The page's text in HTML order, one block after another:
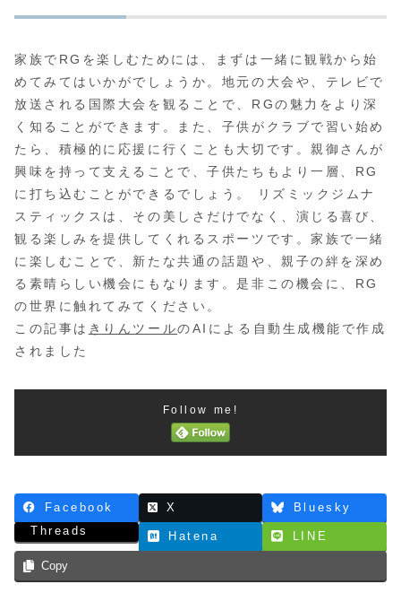
家族でRGを楽しむためには、まずは一緒に観戦から始
めてみてはいかがでしょうか。地元の大会や、テレビで
放送される国際大会を観ることで、RGの魅力をより深
く知ることができます。また、子供がクラブで習い始め
たら、積極的に応援に行くことも大切です。親御さんが
興味を持って支えることで、子供たちもより一層、RG
に打ち込むことができるでしょう。 リズミックジムナ
スティックスは、その美しさだけでなく、演じる喜び、
観る楽しみを提供してくれるスポーツです。家族で一緒
に楽しむことで、新たな共通の話題や、親子の絆を深め
る素晴らしい機会にもなります。是非この機会に、RG
の世界に触れてみてください。
この記事は きりんツールのAIによる自動生成機能で作成
されました
Follow me!
Facebook X
Bluesky
Threads
Hatena LINE
Copy